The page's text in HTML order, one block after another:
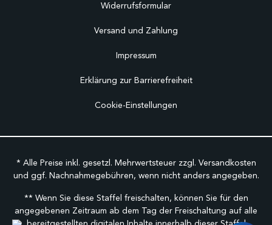
Widerrufsformular
Versand und Zahlung
Impressum
Erklärung zur Barrierefreiheit
Cookie-Einstellungen
* Alle Preise inkl. gesetzl. Mehrwertsteuer zzgl. Versandkosten
und ggf. Nachnahmegebühren, wenn nicht anders angegeben.
** Wenn Sie diese Staffel freischalten, können Sie für den
angegebenen Zeitraum ab dem Tag der Freischaltung auf alle